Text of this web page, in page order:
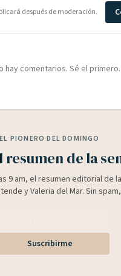
después de moderación.
hay comentarios. Sé el primero.
EL PIONERO DEL DOMINGO
resumen de la
9 am, el resumen editorial de
y Valeria del Mar. Sin
Suscribirme